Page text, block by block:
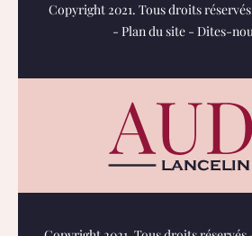
Copyright 2021. Tous droits
- Plan du site- Dites-